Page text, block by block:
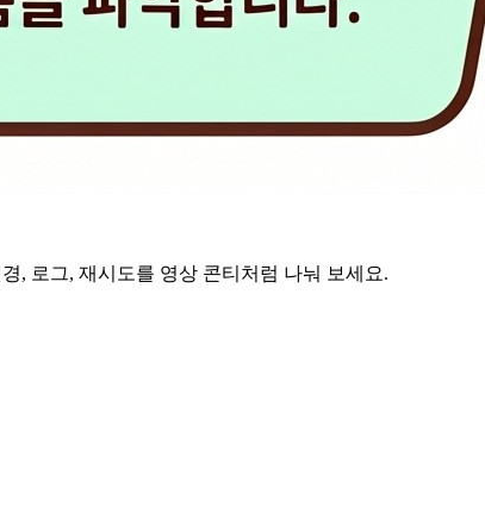
, 로그, 재시도를 영상 콘티처럼 나눠 보세요.